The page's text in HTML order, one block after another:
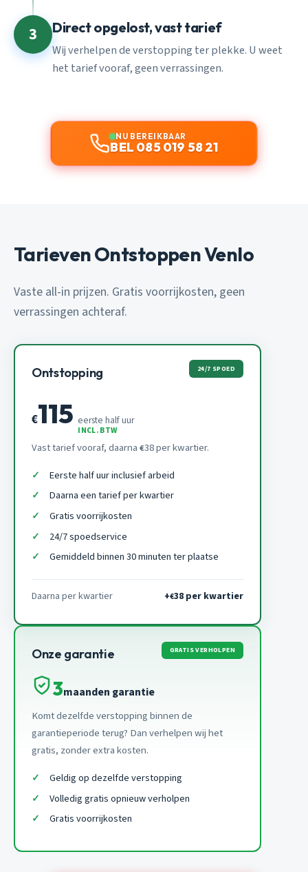
3 Direct opgelost, vast tarief
Wij verhelpen de verstopping ter plekke. U weet
het tarief vooraf, geen verrassingen.
NU BEREIKBAAR
BEL 085 019 58 21
Tarieven Ontstoppen Venlo
Vaste all-in prijzen. Gratis voorrijkosten, geen
verrassingen achteraf.
Ontstopping 24/7 SPOED
€115 eerste half uur
INCL. BTW
Vast tarief vooraf, daarna €38 per kwartier.
Eerste half uur inclusief arbeid
Daarna een tarief per kwartier
Gratis voorrijkosten
24/7 spoedservice
Gemiddeld binnen 30 minuten ter plaatse
Daarna per kwartier +€38 per kwartier
Onze garantie GRATIS VERHOLPEN
3maanden garantie
Komt dezelfde verstopping binnen de
garantieperiode terug? Dan verhelpen wij het
gratis, zonder extra kosten.
Geldig op dezelfde verstopping
Volledig gratis opnieuw verholpen
Gratis voorrijkosten